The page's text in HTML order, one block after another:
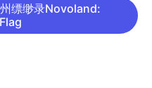
缥缈录Novoland: